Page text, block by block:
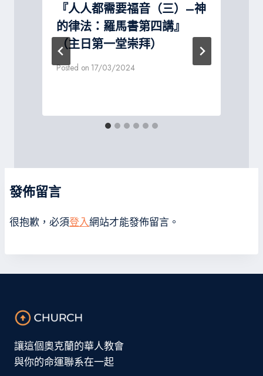
『人人都需要福音（三）–神
的律法：羅馬書第四講』
（主日第一堂崇拜）
Posted on 17/03/2024
發佈留言
很抱歉，必須登入網站才能發佈留言。
讓這個奧克蘭的華人教會
與你的命運聯系在一起